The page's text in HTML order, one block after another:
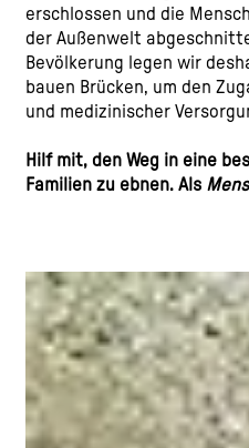
erschlossen und die
der Außenwelt
Bevölkerung legen wir
bauen Brücken, um den
und medizinischer
Hilf mit, den Weg in eine
Familien zu ebnen. Als